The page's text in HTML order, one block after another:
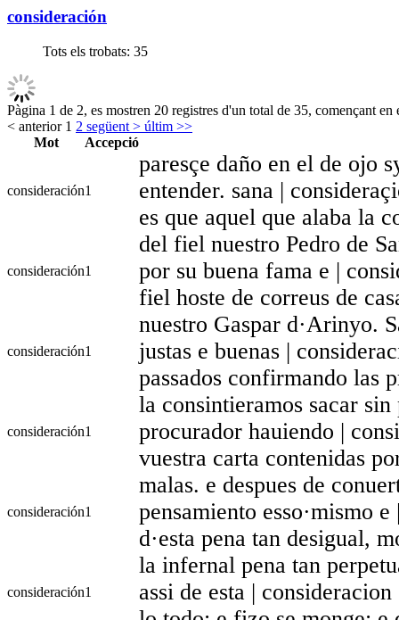
consideración
Tots els trobats: 35
Pàgina 1 de 2, es mostren 20 registres d'un total de 35, començant en
< anterior 1 2 següent > últim >>
Mot
Accepció
consideración1
paresçe daño en el de ojo
entender. sana |
es que aquel que alaba la
consideración1
del fiel nuestro Pedro de
por su buena fama e |
fiel hoste de correus de
consideración1
nuestro Gaspar d·Arinyo.
justas e buenas |
passados confirmando las
consideración1
la consintieramos sacar
procurador hauiendo |
vuestra carta contenidas
consideración1
malas. e despues de
pensamiento esso·mismo
d·esta pena tan desigual,
consideración1
la infernal pena tan
assi de esta |